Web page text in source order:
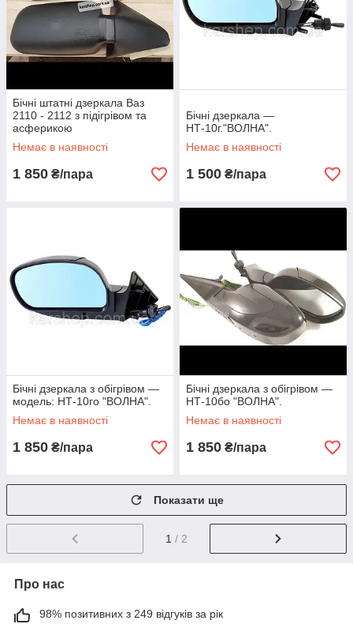
Бічні штатні дзеркала Ваз
2110 - 2112 з підігрівом та
асферикою
Немає в наявності
1 850 ₴/пара
Бічні дзеркала —
НТ-10г."ВОЛНА".
Немає в наявності
1 500 ₴/пара
Бічні дзеркала з обігрівом —
модель: НТ-10го "ВОЛНА".
Немає в наявності
1 850 ₴/пара
Бічні дзеркала з обігрівом —
НТ-10бо "ВОЛНА".
Немає в наявності
1 850 ₴/пара
Показати ще
1 / 2
Про нас
98% позитивних з 249 відгуків за рік